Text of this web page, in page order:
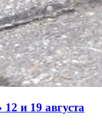
и 19 августа